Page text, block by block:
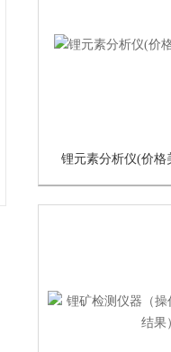
锂元素分析仪(价格